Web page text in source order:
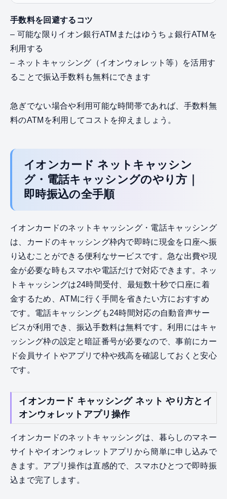
手数料を回避するコツ
– 可能な限りイオン銀行ATMまたはゆうちょ銀行ATMを
利用する
– ネットキャッシング（イオンウォレット等）を活用す
ることで振込手数料も無料にできます
急ぎでない場合や利用可能な時間帯であれば、手数料無
料のATMを利用してコストを抑えましょう。
イオンカード ネットキャッシン
グ・電話キャッシングのやり方｜
即時振込の全手順
イオンカードのネットキャッシング・電話キャッシング
は、カードのキャッシング枠内で即時に現金を口座へ振
り込むことができる便利なサービスです。急な出費や現
金が必要な時もスマホや電話だけで対応できます。ネッ
トキャッシングは24時間受付、最短数十秒で口座に着
金するため、ATMに行く手間を省きたい方におすすめ
です。電話キャッシングも24時間対応の自動音声サー
ビスが利用でき、振込手数料は無料です。利用にはキャ
ッシング枠の設定と暗証番号が必要なので、事前にカー
ド会員サイトやアプリで枠や残高を確認しておくと安心
です。
イオンカード キャッシング ネット やり方とイ
オンウォレットアプリ操作
イオンカードのネットキャッシングは、暮らしのマネー
サイトやイオンウォレットアプリから簡単に申し込みで
きます。アプリ操作は直感的で、スマホひとつで即時振
込まで完了します。